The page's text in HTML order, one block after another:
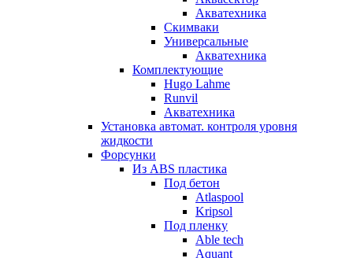
Акватехника
Скимваки
Универсальные
Акватехника
Комплектующие
Hugo Lahme
Runvil
Акватехника
Установка автомат. контроля уровня
жидкости
Форсунки
Из ABS пластика
Под бетон
Atlaspool
Kripsol
Под пленку
Able tech
Aquant